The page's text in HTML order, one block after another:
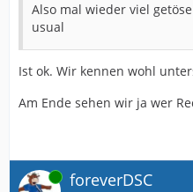
Also mal wieder viel
usual
Ist ok. Wir kennen wohl
Am Ende sehen wir ja wer
Online foreverDSC